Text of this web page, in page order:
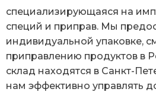
специализирующаяся на
специй и приправ. Мы
индивидуальной упаковке,
приправлению продуктов в
склад находятся в Санкт-
нам эффективно управлять